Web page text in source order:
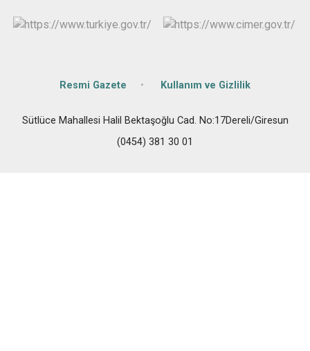
Resmi Gazete Kullanım ve Gizlilik
Sütlüce Mahallesi Halil Bektaşoğlu Cad. No:17Dereli/Giresun
(0454) 381 30 01